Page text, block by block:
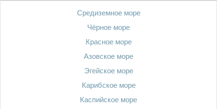
Средиземное море
Чёрное море
Красное море
Азовское море
Эгейское море
Карибское море
Каспийское море